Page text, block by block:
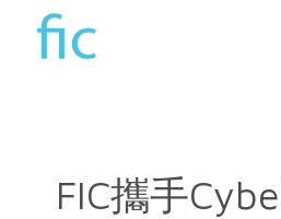
FIC攜手